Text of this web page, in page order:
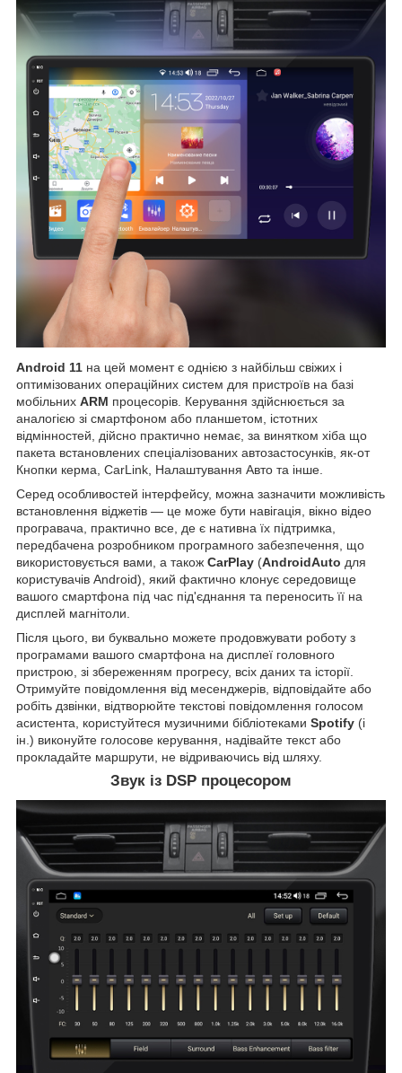
Android 11 на цей момент є однією з найбільш свіжих і
оптимізованих операційних систем для пристроїв на базі
мобільних ARM процесорів. Керування здійснюється за
аналогією зі смартфоном або планшетом, істотних
відмінностей, дійсно практично немає, за винятком хіба що
пакета встановлених спеціалізованих автозастосунків, як-от
Кнопки керма, CarLink, Налаштування Авто та інше.
Серед особливостей інтерфейсу, можна зазначити можливість
встановлення віджетів — це може бути навігація, вікно відео
програвача, практично все, де є нативна їх підтримка,
передбачена розробником програмного забезпечення, що
використовується вами, а також CarPlay (AndroidAuto для
користувачів Android), який фактично клонує середовище
вашого смартфона під час під'єднання та переносить її на
дисплей магнітоли.
Після цього, ви буквально можете продовжувати роботу з
програмами вашого смартфона на дисплеї головного
пристрою, зі збереженням прогресу, всіх даних та історії.
Отримуйте повідомлення від месенджерів, відповідайте або
робіть дзвінки, відтворюйте текстові повідомлення голосом
асистента, користуйтеся музичними бібліотеками Spotify (і
ін.) виконуйте голосове керування, надівайте текст або
прокладайте маршрути, не відриваючись від шляху.
Звук із DSP процесором